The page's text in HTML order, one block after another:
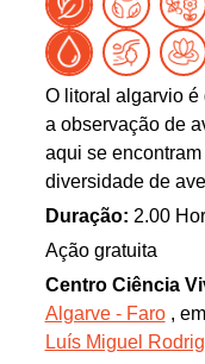
O litoral algarvio
a observação de
aqui se
diversidade de
facilmente
selecionados. Se
curiosidade, por
venha connosco
comuns (e, quem
existem no
Duração: 2.00
Ação gratuita
Centro Ciência
Algarve - Faro,
Luís Miguel